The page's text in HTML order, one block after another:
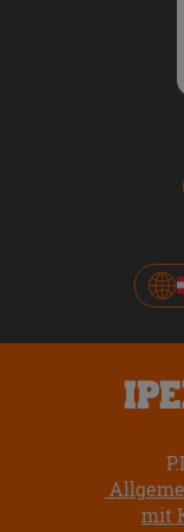
mit